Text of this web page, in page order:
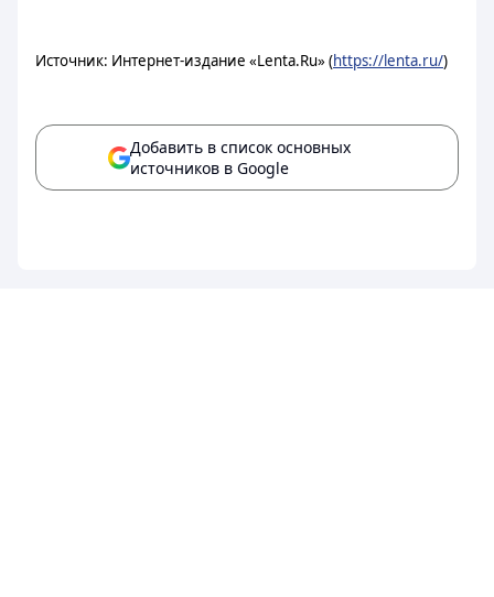
Источник: Интернет-издание «Lenta.Ru» (https://lenta.ru/)
Добавить в список основных
источников в Google